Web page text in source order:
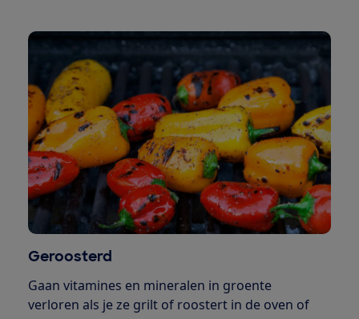
Geroosterd
Gaan vitamines en mineralen in groente
verloren als je ze grilt of roostert in de oven of